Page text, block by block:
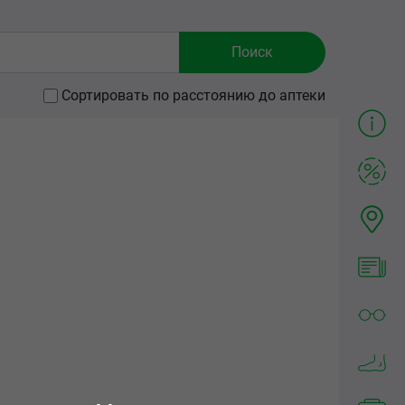
Сортировать по расстоянию до аптеки